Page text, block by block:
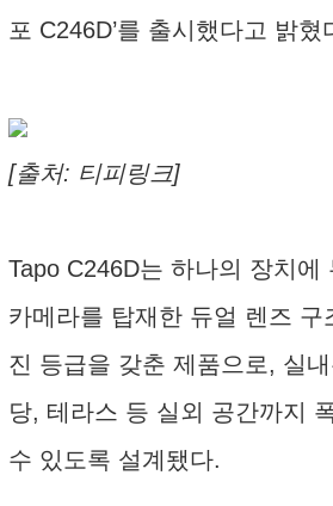
포 C246D’를 출시했다고 밝혔
[출처: 티피링크]
Tapo C246D는 하나의 장치에
카메라를 탑재한 듀얼 렌즈 구
진 등급을 갖춘 제품으로, 실
당, 테라스 등 실외 공간까지
수 있도록 설계됐다.